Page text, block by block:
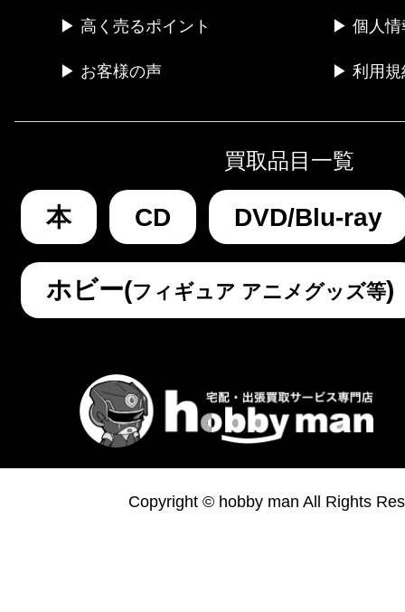
▶ 高く売るポイント
▶ お客様の声
▶ 個人情
▶ 利用規
買取品目一覧
本 CD DVD/Blu-ray
ホビー(フィギュア アニメグッズ等)
Copyright © hobby man All Rights